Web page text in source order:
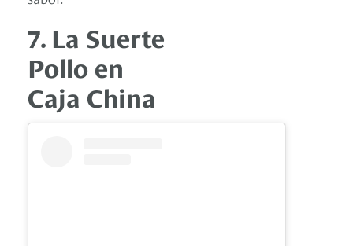
7. La Suerte
Pollo en
Caja China